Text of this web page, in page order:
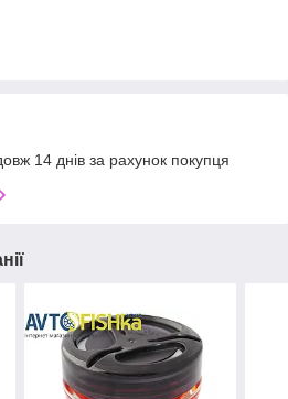
14 днів за рахунок покупця